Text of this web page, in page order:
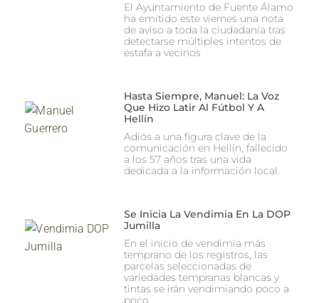
El Ayuntamiento de Fuente Álamo
ha emitido este viernes una nota
de aviso a toda la ciudadanía tras
detectarse múltiples intentos de
estafa a vecinos
Hasta Siempre, Manuel: La Voz
Que Hizo Latir Al Fútbol Y A
Hellín
Adiós a una figura clave de la
comunicación en Hellín, fallecido
a los 57 años tras una vida
dedicada a la información local.
Se Inicia La Vendimia En La DOP
Jumilla
En el inicio de vendimia más
temprano de los registros, las
parcelas seleccionadas de
variedades tempranas blancas y
tintas se irán vendimiando poco a
poco.